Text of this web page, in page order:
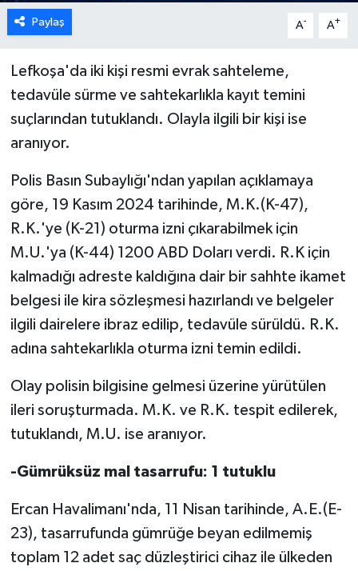
Paylaş A- A+
Lefkoşa'da iki kişi resmi evrak sahteleme,
tedavüle sürme ve sahtekarlıkla kayıt temini
suçlarından tutuklandı. Olayla ilgili bir kişi ise
aranıyor.
Polis Basın Subaylığı'ndan yapılan açıklamaya
göre, 19 Kasım 2024 tarihinde, M.K.(K-47),
R.K.'ye (K-21) oturma izni çıkarabilmek için
M.U.'ya (K-44) 1200 ABD Doları verdi. R.K için
kalmadığı adreste kaldığına dair bir sahhte ikamet
belgesi ile kira sözleşmesi hazırlandı ve belgeler
ilgili dairelere ibraz edilip, tedavüle sürüldü. R.K.
adına sahtekarlıkla oturma izni temin edildi.
Olay polisin bilgisine gelmesi üzerine yürütülen
ileri soruşturmada. M.K. ve R.K. tespit edilerek,
tutuklandı, M.U. ise aranıyor.
-Gümrüksüz mal tasarrufu: 1 tutuklu
Ercan Havalimanı'nda, 11 Nisan tarihinde, A.E.(E-
23), tasarrufunda gümrüğe beyan edilmemiş
toplam 12 adet saç düzleştirici cihaz ile ülkeden
İÇ HABERLER
KÜLTÜR SANAT
LAPTA
LEFKOŞA
MAGAZİN
Nöbetçi Eczaneler
ÖZEL HABER
SAĞLIK
TATLISU
YAŞAM